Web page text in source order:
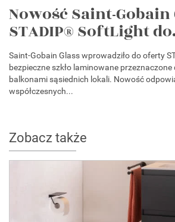
Nowość Saint-Gobain
STADIP® SoftLight
Saint-Gobain Glass wprowadziło do oferty
bezpieczne szkło laminowane
balkonami sąsiednich lokali. Nowość
współczesnych...
Zobacz także